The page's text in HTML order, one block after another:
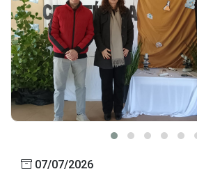
07/07/2026